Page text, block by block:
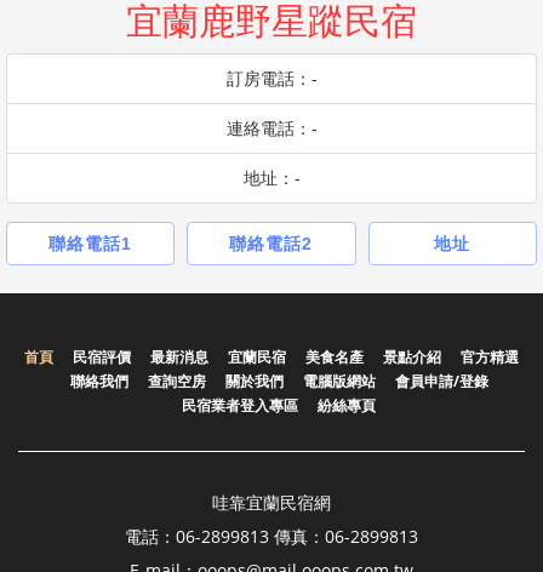
宜蘭鹿野星蹤民宿
訂房電話：-
連絡電話：-
地址：-
聯絡電話1 聯絡電話2 地址
首頁 民宿評價 最新消息 宜蘭民宿 美食名產 景點介紹
官方精選
聯絡我們
查詢空房 關於我們 電腦版網站
會員申請/登錄
民宿業者登入專區
紛絲專頁
哇靠宜蘭民宿網
電話：06-2899813 傳真：06-2899813